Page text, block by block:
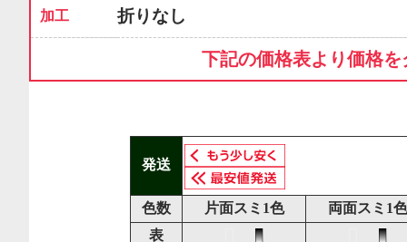
加工 折りなし
下記の価格表より価格
発送
色数 片面スミ1色
両面スミ1色
表